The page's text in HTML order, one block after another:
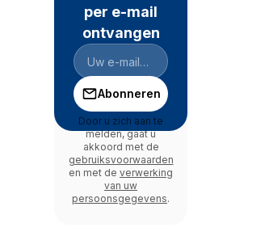
per e-mail
ontvangen
Abonneren
Door u zich aan te
melden, gaat u
akkoord met de
gebruiksvoorwaarden
en met de verwerking
van uw
persoonsgegevens.